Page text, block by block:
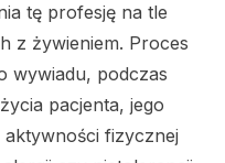
tę profesję na tle
z żywieniem. Proces
wywiadu, podczas
pacjenta, jego
fizycznej